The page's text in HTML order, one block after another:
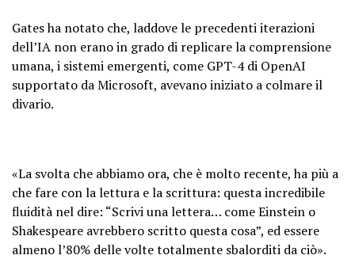
Gates ha notato che, laddove le precedenti iterazioni
dell’IA non erano in grado di replicare la comprensione
umana, i sistemi emergenti, come GPT-4 di OpenAI
supportato da Microsoft, avevano iniziato a colmare il
divario.
«La svolta che abbiamo ora, che è molto recente, ha più a
che fare con la lettura e la scrittura: questa incredibile
fluidità nel dire: “Scrivi una lettera… come Einstein o
Shakespeare avrebbero scritto questa cosa”, ed essere
almeno l’80% delle volte totalmente sbalorditi da ciò».